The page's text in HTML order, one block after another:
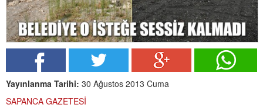
Yayınlanma Tarihi: 30 Ağustos 2013 Cuma
SAPANCA GAZETESİ